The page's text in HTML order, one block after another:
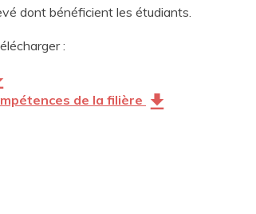
dont bénéficient les étudiants.
:
de la filière